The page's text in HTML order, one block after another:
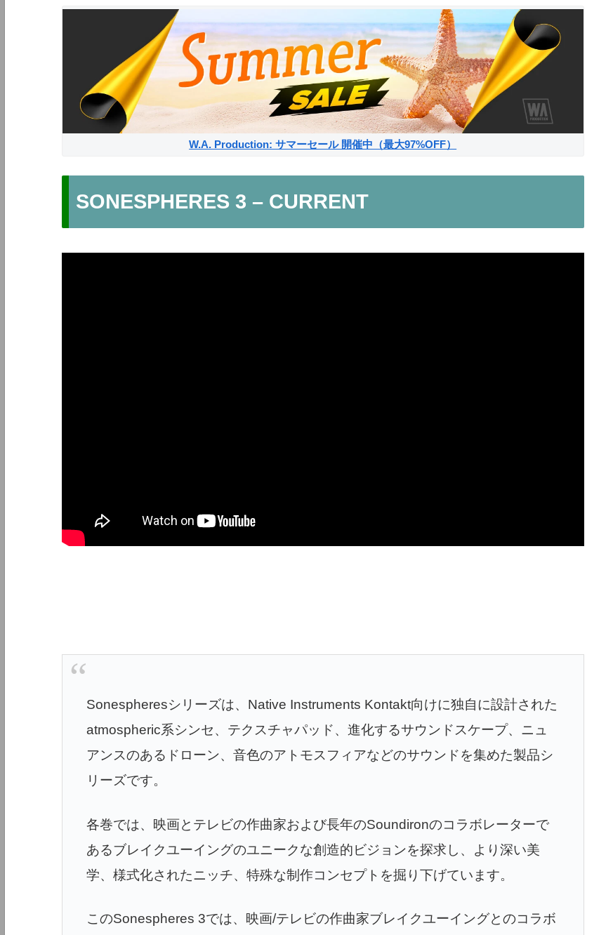
W.A. Production: サマーセール 開催中（最大97%OFF）
SONESPHERES 3 – CURRENT
Sonespheresシリーズは、Native Instruments Kontakt向けに独自に設計された
atmospheric系シンセ、テクスチャパッド、進化するサウンドスケープ、ニュ
アンスのあるドローン、音色のアトモスフィアなどのサウンドを集めた製品シ
リーズです。
各巻では、映画とテレビの作曲家および長年のSoundironのコラボレーターで
あるブレイクユーイングのユニークな創造的ビジョンを探求し、より深い美
学、様式化されたニッチ、特殊な制作コンセプトを掘り下げています。
このSonespheres 3では、映画/テレビの作曲家ブレイクユーイングとのコラボ